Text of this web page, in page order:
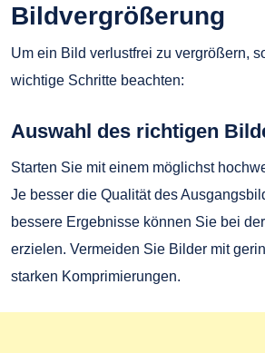
Bildvergrößerung
Um ein Bild verlustfrei zu vergrößern,
wichtige Schritte beachten:
Auswahl des richtigen
Starten Sie mit einem möglichst
Je besser die Qualität des
bessere Ergebnisse können Sie bei
erzielen. Vermeiden Sie Bilder mit
starken Komprimierungen.